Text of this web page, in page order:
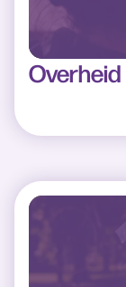
Overheid